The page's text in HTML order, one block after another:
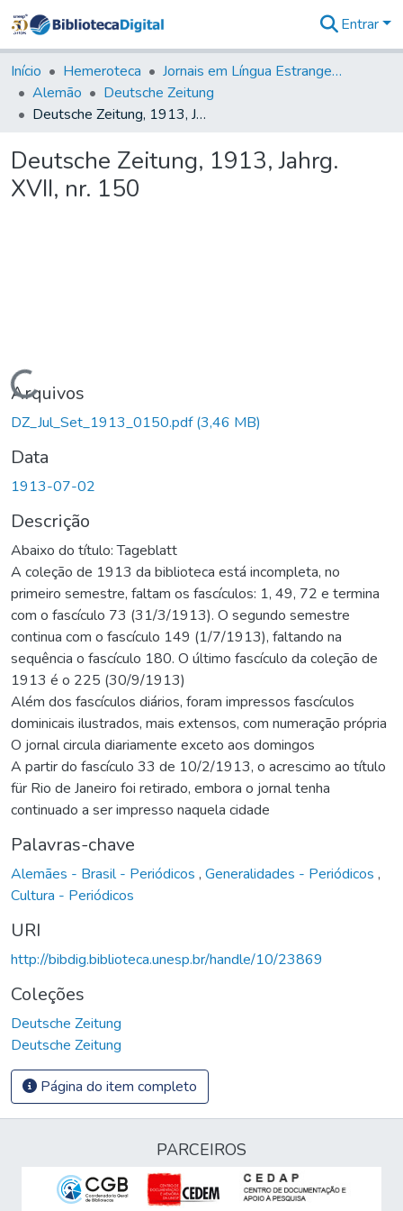
&
Coleções
Tudo na
Biblioteca
Estatísticas
Entrar
Início Hemeroteca
Jornais em Língua Estrangeira
Alemão
Deutsche Zeitung
Deutsche Zeitung, 1913, Jahrg. XVII, nr. 150
Deutsche Zeitung, 1913, Jahrg.
XVII, nr. 150
Carregando...
Arquivos
DZ_Jul_Set_1913_0150.pdf(3,46 MB)
Data
1913-07-02
Descrição
Abaixo do título: Tageblatt
A coleção de 1913 da biblioteca está incompleta, no
primeiro semestre, faltam os fascículos: 1, 49, 72 e termina
com o fascículo 73 (31/3/1913). O segundo semestre
continua com o fascículo 149 (1/7/1913), faltando na
sequência o fascículo 180. O último fascículo da coleção de
1913 é o 225 (30/9/1913)
Além dos fascículos diários, foram impressos fascículos
dominicais ilustrados, mais extensos, com numeração própria
O jornal circula diariamente exceto aos domingos
A partir do fascículo 33 de 10/2/1913, o acrescimo ao título
für Rio de Janeiro foi retirado, embora o jornal tenha
continuado a ser impresso naquela cidade
Palavras-chave
Alemães - Brasil - Periódicos , Generalidades - Periódicos ,
Cultura - Periódicos
URI
http://bibdig.biblioteca.unesp.br/handle/10/23869
Coleções
Deutsche Zeitung
Deutsche Zeitung
Página do item completo
PARCEIROS